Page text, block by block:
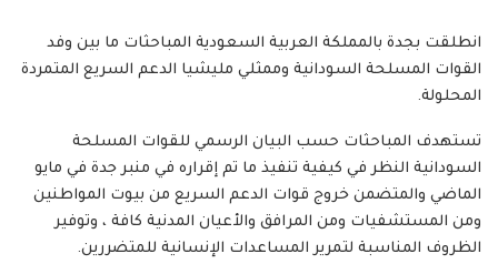
انطلقت بجدة بالمملكة العربية السعودية المباحثات ما بين وفد
القوات المسلحة السودانية وممثلي مليشيا الدعم السريع المتمردة
المحلولة.
تستهدف المباحثات حسب البيان الرسمي للقوات المسلحة
السودانية النظر في كيفية تنفيذ ما تم إقراره في منبر جدة في مايو
الماضي والمتضمن خروج قوات الدعم السريع من بيوت المواطنين
ومن المستشفيات ومن المرافق والأعيان المدنية كافة ، وتوفير
الظروف المناسبة لتمرير المساعدات الإنسانية للمتضررين.